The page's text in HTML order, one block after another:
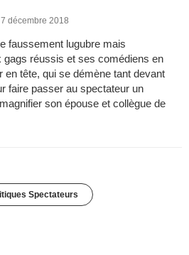
décembre 2018
faussement lugubre mais
réussis et ses comédiens en
en tête, qui se démène tant devant
faire passer au spectateur un
son épouse et collègue de
Spectateurs